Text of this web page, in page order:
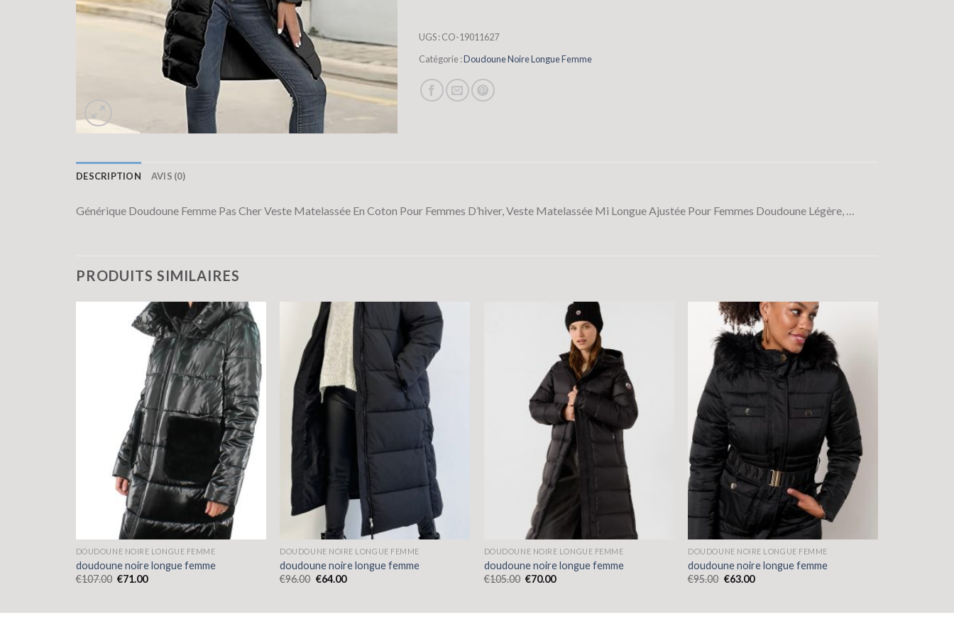
UGS :CO-19011627
Catégorie :Doudoune Noire Longue Femme
DESCRIPTION AVIS (0)
Générique Doudoune Femme Pas Cher Veste Matelassée En Coton Pour Femmes D’hiver, Veste Matelassée Mi Longue Ajustée Pour Femmes Doudoune Légère, …
PRODUITS SIMILAIRES
DOUDOUNE NOIRE LONGUE FEMME
doudoune noire longue femme
€107.00 €71.00
DOUDOUNE NOIRE LONGUE FEMME
doudoune noire longue femme
€96.00 €64.00
DOUDOUNE NOIRE LONGUE FEMME
doudoune noire longue femme
€105.00 €70.00
DOUDOUNE NOIRE LONGUE FEMME
doudoune noire longue femme
€95.00 €63.00